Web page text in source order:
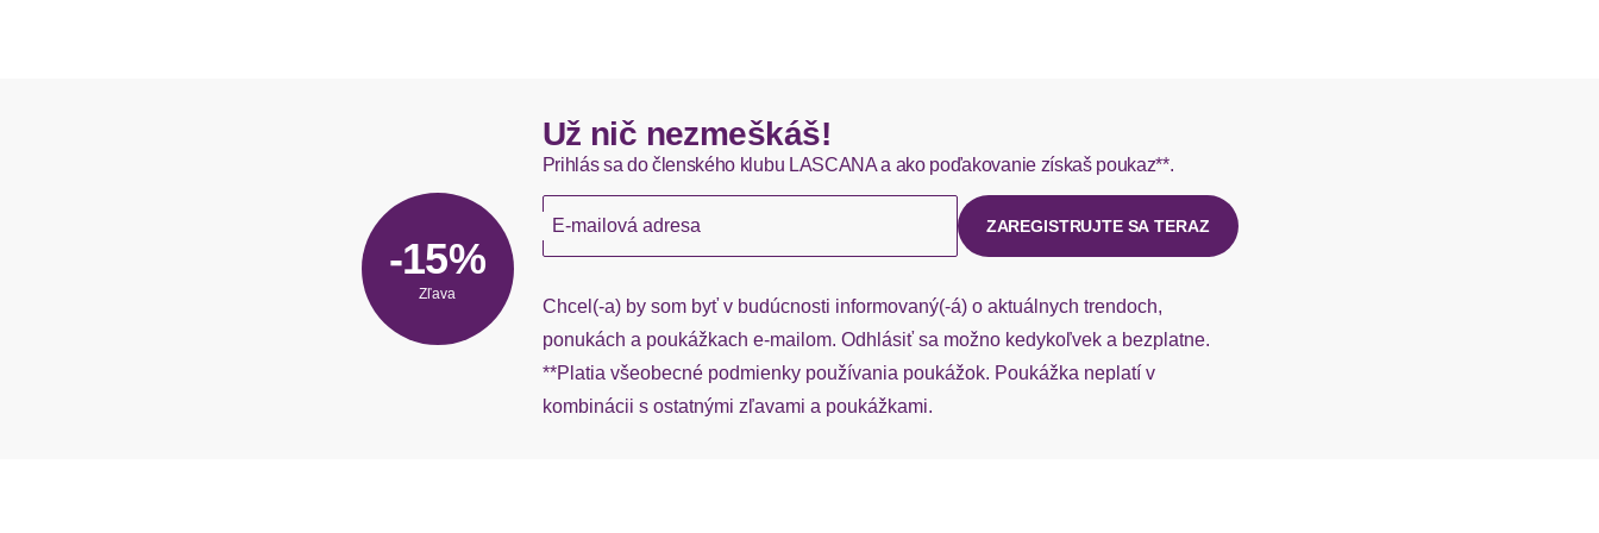
Okamžite dostupné položky sú zvyčajne doručené kuriérom Hermes do 1-3 pracovných dní.
Ak chýba návratový štítok, môžete si kedykoľvek požiadať o nový u našej zákazníckej služby.
-15%
Zľava
Už nič nezmeškáš!
Prihlás sa do členského klubu LASCANA a ako poďakovanie získaš poukaz**.
E-mailová adresa ZAREGISTRUJTE SA TERAZ
Chcel(-a) by som byť v budúcnosti informovaný(-á) o aktuálnych trendoch,
ponukách a poukážkach e-mailom. Odhlásiť sa možno kedykoľvek a bezplatne.
**Platia všeobecné podmienky používania poukážok. Poukážka neplatí v
kombinácii s ostatnými zľavami a poukážkami.